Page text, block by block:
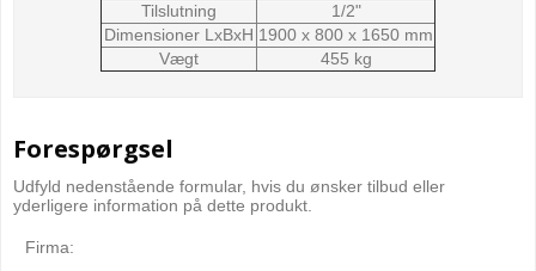
Tilslutning
1/2"
Dimensioner LxBxH 1900 x 800 x 1650 mm
Vægt
455 kg
Forespørgsel
Udfyld nedenstående formular, hvis du ønsker tilbud eller
yderligere information på dette produkt.